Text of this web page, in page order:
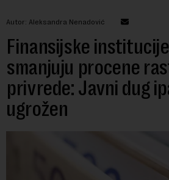
Autor: Aleksandra Nenadović
Finansijske
smanjuju procene
privrede: Javni dug
ugrožen